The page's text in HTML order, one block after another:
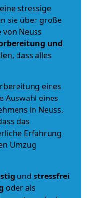
stressige
sie über große
Neuss
und
dass alles
eines
Auswahl eines
in Neuss.
das
Erfahrung
Umzug
und stressfrei
oder als